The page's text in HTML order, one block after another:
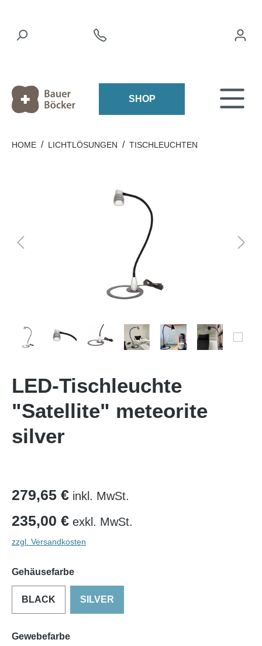
SHOP
HOME / LICHTLÖSUNGEN / TISCHLEUCHTEN
LED-Tischleuchte
"Satellite" meteorite
silver
279,65 € inkl. MwSt.
235,00 € exkl. MwSt.
zzgl. Versandkosten
Gehäusefarbe
BLACK SILVER
Gewebefarbe